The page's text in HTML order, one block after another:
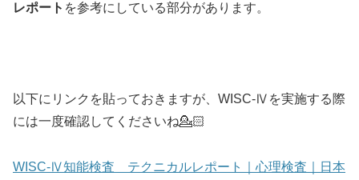
レポート を参考にしている部分があります。
以下にリンクを貼っておきますが、WISC-Ⅳを実施する際
には一度確認してくださいね💁🏻
WISC-Ⅳ知能検査 テクニカルレポート｜心理検査｜日本